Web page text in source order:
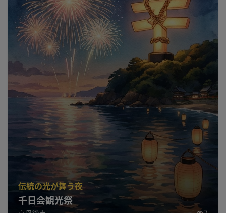
伝統の光が舞う夜
千日会観光祭